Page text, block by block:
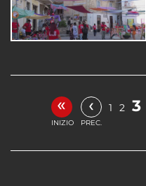
«
INIZIO
‹
PREC.
1 2 3